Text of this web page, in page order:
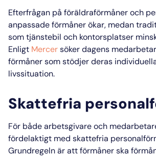
Efterfrågan på föräldraförmåner och
anpassade förmåner ökar, medan
som tjänstebil och kontorsplatser
Enligt Mercersöker dagens
förmåner som stödjer deras
livssituation.
Skattefria
För både arbetsgivare och
fördelaktigt med skattefria
Grundregeln är att förmåner ska